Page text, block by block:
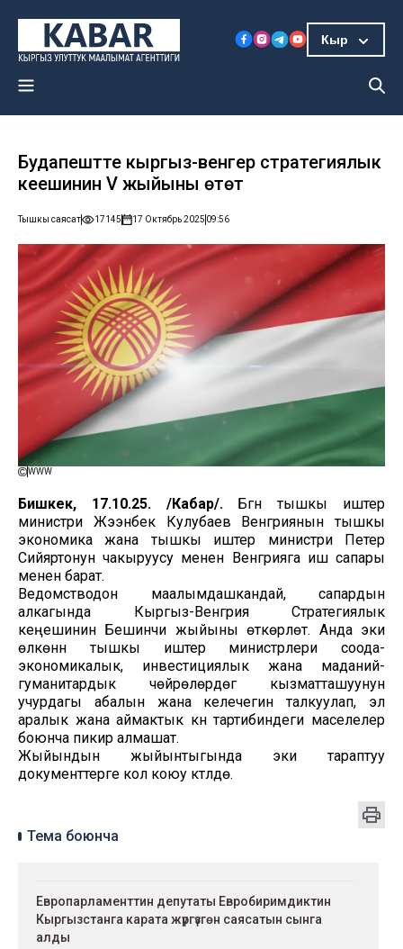
Кыр
Будапештте кыргыз-венгер стратегиялык
кеңешинин V жыйыны өтөт
Тышкы саясат 17145 17 Октябрь 2025 09:56
WWW
Бишкек, 17.10.25. /Кабар/.Бүгүн тышкы иштер
министри Жээнбек Кулубаев Венгриянын тышкы
экономика жана тышкы иштер министри Петер
Сийяртонун чакыруусу менен Венгрияга иш сапары
менен барат.
Ведомстводон маалымдашкандай, сапардын
алкагында Кыргыз-Венгрия Стратегиялык
кеңешинин Бешинчи жыйыны өткөрүлөт. Анда эки
өлкөнүн тышкы иштер министрлери соода-
экономикалык, инвестициялык жана маданий-
гуманитардык чөйрөлөрдөгү кызматташуунун
учурдагы абалын жана келечегин талкуулап, эл
аралык жана аймактык күн тартибиндеги маселелер
боюнча пикир алмашат.
Жыйындын жыйынтыгында эки тараптуу
документтерге кол коюу күтүлүүдө.
Тема боюнча
Европарламенттин депутаты Евробиримдиктин
Кыргызстанга карата жүргүзгөн саясатын сынга
алды